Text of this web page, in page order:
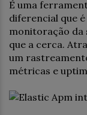
É uma
diferencial que
monitoração da
que a cerca.
um
métricas e